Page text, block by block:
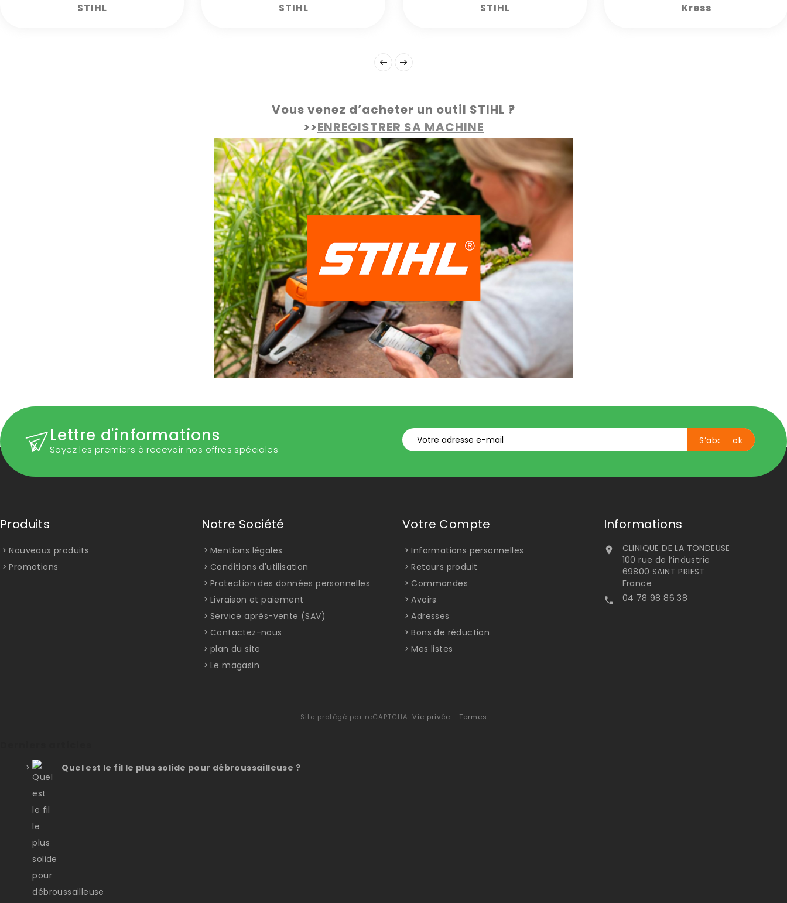
STIHL STIHL STIHL Kress
Vous venez d’acheter un outil STIHL ?
>>ENREGISTRER SA MACHINE
Lettre d'informations
Soyez les premiers à recevoir nos offres spéciales
Produits
Nouveaux produits
Promotions
Notre Société
Mentions légales
Conditions d'utilisation
Protection des données personnelles
Livraison et paiement
Service après-vente (SAV)
Contactez-nous
plan du site
Le magasin
Votre Compte
Informations personnelles
Retours produit
Commandes
Avoirs
Adresses
Bons de réduction
Mes listes
Informations

CLINIQUE DE LA TONDEUSE
100 rue de l’industrie
69800 SAINT PRIEST
France
 04 78 98 86 38
Site protégé par reCAPTCHA. Vie privée - Termes
Quel est le fil le plus solide pour débroussailleuse ?